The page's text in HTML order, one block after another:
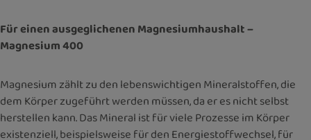
Für einen ausgeglichenen Magnesiumhaushalt –
Magnesium 400
Magnesium zählt zu den lebenswichtigen Mineralstoffen, die
dem Körper zugeführt werden müssen, da er es nicht selbst
herstellen kann. Das Mineral ist für viele Prozesse im Körper
existenziell, beispielsweise für den Energiestoffwechsel, für